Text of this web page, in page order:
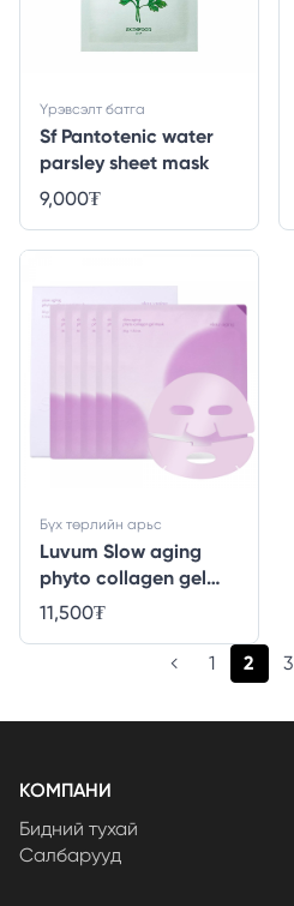
Sf Pantotenic water
parsley sheet mask
Үрэвсэлт батга
9,000₮
Luvum Slow aging
phyto collagen gel
mask - 1ширхэг
Бүх төрлийн арьс
11,500₮
1 2
(current)3
КОМПАНИ
Бидний тухай
Салбарууд